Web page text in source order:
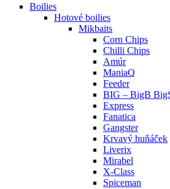
Boilies
Hotové boilies
Mikbaits
Corn Chips
Chilli Chips
Amúr
ManiaQ
Feeder
BIG – BigB
Express
Fanatica
Gangster
Krvavý huňáček
Liverix
Mirabel
X-Class
Spiceman